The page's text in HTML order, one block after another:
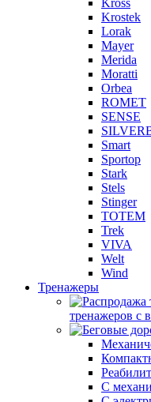
Kross
Krostek
Lorak
Mayer
Merida
Moratti
Orbea
ROMET
SENSE
Smart
Sportop
Stark
Stels
Stinger
TOTEM
Trek
VIVA
Welt
Wind
Тренажеры
тренажеров с
С